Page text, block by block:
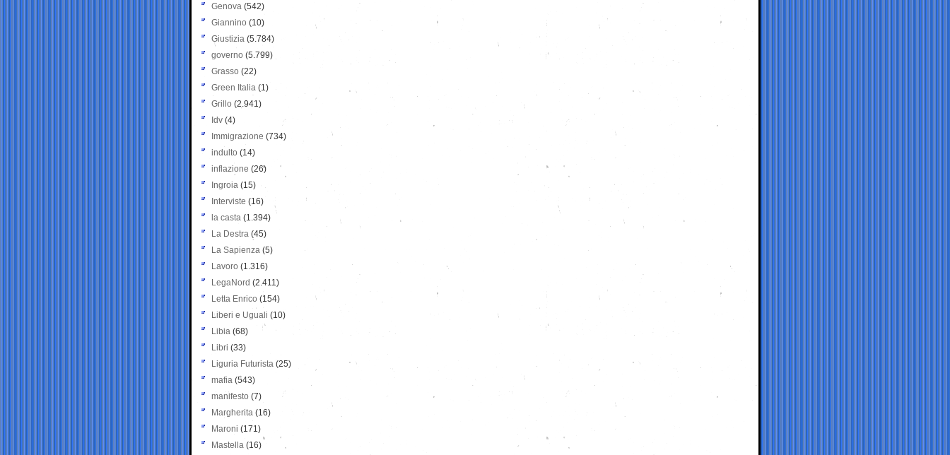
Genova (542)
Giannino (10)
Giustizia (5.784)
governo (5.799)
Grasso (22)
Green Italia (1)
Grillo (2.941)
Idv (4)
Immigrazione (734)
indulto (14)
inflazione (26)
Ingroia (15)
Interviste (16)
la casta (1.394)
La Destra (45)
La Sapienza (5)
Lavoro (1.316)
LegaNord (2.411)
Letta Enrico (154)
Liberi e Uguali (10)
Libia (68)
Libri (33)
Liguria Futurista (25)
mafia (543)
manifesto (7)
Margherita (16)
Maroni (171)
Mastella (16)